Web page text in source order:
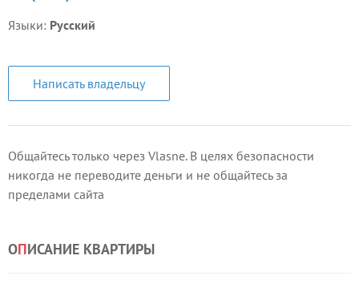
Языки: Русский
Написать владельцу
Общайтесь только через Vlasne. В целях безопасности
никогда не переводите деньги и не общайтесь за
пределами сайта
ОПИСАНИЕ КВАРТИРЫ